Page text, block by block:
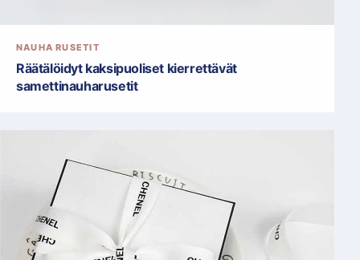
NAUHA RUSETIT
Räätälöidyt kaksipuoliset kierrettävät
samettinauharusetit